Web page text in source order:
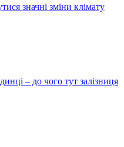
значні зміни клімату
– до чого тут залізниця